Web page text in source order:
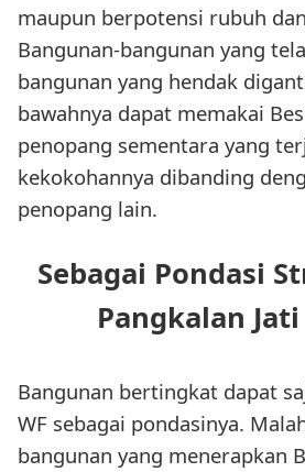
maupun berpotensi rubuh
Bangunan-bangunan yang
bangunan yang hendak
bawahnya dapat memakai
penopang sementara yang
kekokohannya dibanding
penopang lain.
Sebagai Pondasi
Pangkalan
Bangunan bertingkat dapat
WF sebagai pondasinya.
bangunan yang menerapkan